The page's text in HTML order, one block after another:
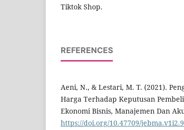
Tiktok Shop.
REFERENCES
Aeni, N., & Lestari, M. T. (2021).
Harga Terhadap Keputusan
Ekonomi Bisnis, Manajemen Dan
https://doi.org/10.47709/